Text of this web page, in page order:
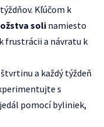
Kľúčom k
soli namiesto
frustrácii a návratu k
a každý týždeň
s
pomocí byliniek,